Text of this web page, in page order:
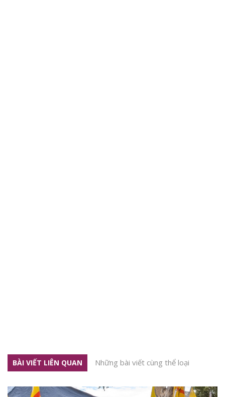
BÀI VIẾT LIÊN QUAN Những bài viết cùng thể loại